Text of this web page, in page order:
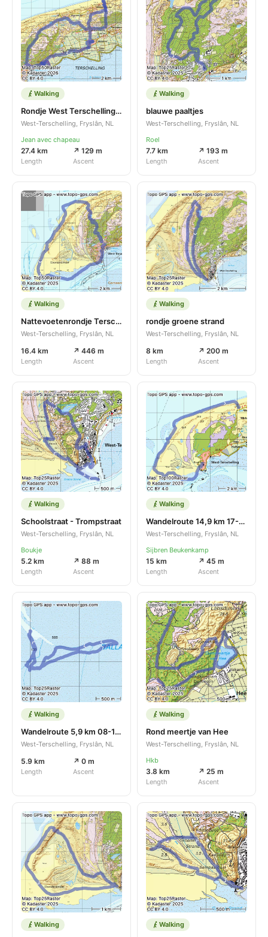
Walking
Rondje West Terschelling Formerum aan Zee
West-Terschelling, Fryslân, NL
Jean avec chapeau
27.4 km
Length
↗ 129 m
Ascent
Walking
blauwe paaltjes
West-Terschelling, Fryslân, NL
Roel
7.7 km
Length
↗ 193 m
Ascent
Walking
Nattevoetenrondje Terschelling
West-Terschelling, Fryslân, NL
16.4 km
Length
↗ 446 m
Ascent
Walking
rondje groene strand
West-Terschelling, Fryslân, NL
8 km
Length
↗ 200 m
Ascent
Walking
Schoolstraat - Trompstraat
West-Terschelling, Fryslân, NL
Boukje
5.2 km
Length
↗ 88 m
Ascent
Walking
Wandelroute 14,9 km 17-10-2025
West-Terschelling, Fryslân, NL
Sijbren Beukenkamp
15 km
Length
↗ 45 m
Ascent
Walking
Wandelroute 5,9 km 08-10-2025
West-Terschelling, Fryslân, NL
5.9 km
Length
↗ 0 m
Ascent
Walking
Rond meertje van Hee
West-Terschelling, Fryslân, NL
Hkb
3.8 km
Length
↗ 25 m
Ascent
Walking Walking